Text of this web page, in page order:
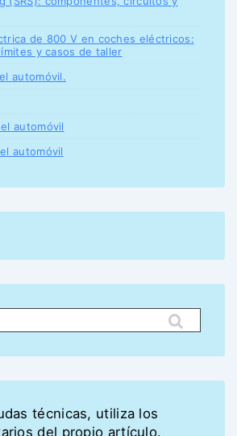
de 800 V en coches eléctricos:
y casos de taller
automóvil.
automóvil
automóvil
técnicas, utiliza los
del propio artículo.